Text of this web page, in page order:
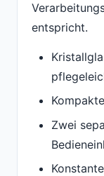
entspricht.
Zwei